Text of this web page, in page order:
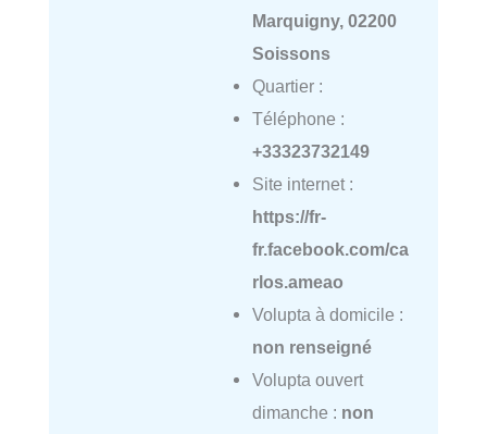
Marquigny, 02200
Soissons
Quartier :
Téléphone :
+33323732149
Site internet :
https://fr-
fr.facebook.com/ca
rlos.ameao
Volupta à domicile :
non renseigné
Volupta ouvert
dimanche : non